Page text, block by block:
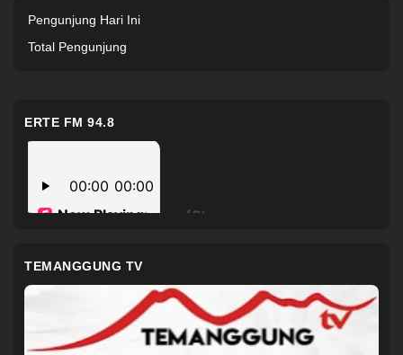
Pengunjung Hari Ini
Total Pengunjung
ERTE FM 94.8
TEMANGGUNG TV